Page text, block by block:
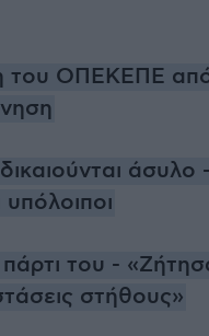
του ΟΠΕΚΕΠΕ
άσυλο -
του -
στήθους»